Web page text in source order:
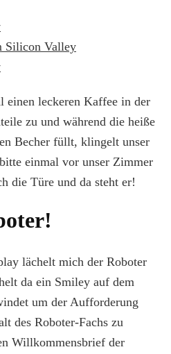
einen leckeren Kaffee in der
zu und während die heiße
Becher füllt, klingelt unser
einmal vor unser Zimmer
die Türe und da steht er!
lächelt mich der Roboter
da ein Smiley auf dem
um der Aufforderung
des Roboter-Fachs zu
Willkommensbrief der